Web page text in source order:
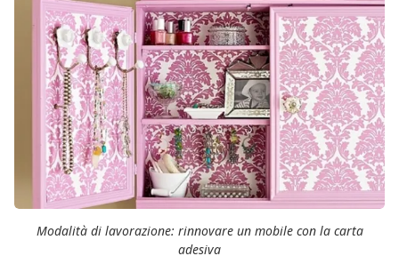
Modalità di lavorazione: rinnovare un mobile con la carta
adesiva